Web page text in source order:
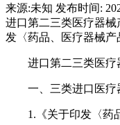
来源:未知 发布时间:
进口第二三类医疗器
发〈药品、医疗器械
进口第二三类医疗
一、三类进口医疗
1.《关于印发〈药品